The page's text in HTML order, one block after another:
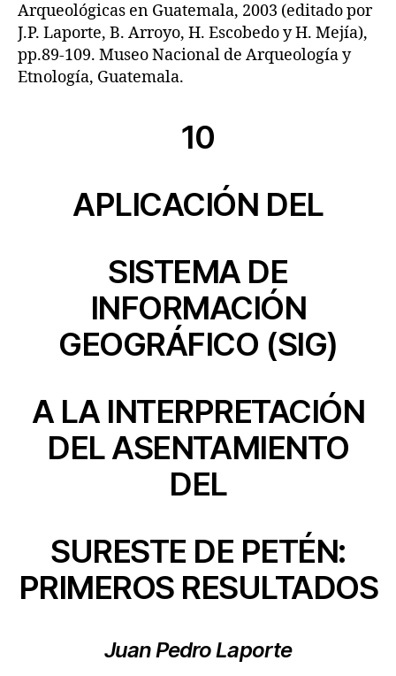
Arqueológicas en Guatemala, 2003 (editado por
J.P. Laporte, B. Arroyo, H. Escobedo y H. Mejía),
pp.89-109. Museo Nacional de Arqueología y
Etnología, Guatemala.
10
APLICACIÓN DEL
SISTEMA DE
INFORMACIÓN
GEOGRÁFICO (SIG)
A LA INTERPRETACIÓN
DEL ASENTAMIENTO
DEL
SURESTE DE PETÉN:
PRIMEROS RESULTADOS
Juan Pedro Laporte